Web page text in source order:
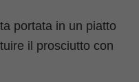
portata in un piatto
il prosciutto con